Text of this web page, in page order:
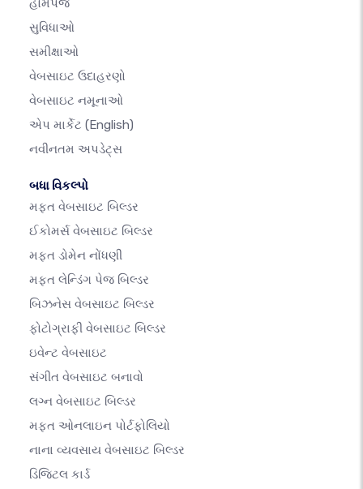
હોમપેજ
સુવિધાઓ
સમીક્ષાઓ
વેબસાઇટ ઉદાહરણો
વેબસાઇટ નમૂનાઓ
એપ માર્કેટ (English)
નવીનતમ અપડેટ્સ
બધા વિકલ્પો
મફત વેબસાઇટ બિલ્ડર
ઈકોમર્સ વેબસાઇટ બિલ્ડર
મફત ડોમેન નોંધણી
મફત લેન્ડિંગ પેજ બિલ્ડર
બિઝનેસ વેબસાઇટ બિલ્ડર
ફોટોગ્રાફી વેબસાઇટ બિલ્ડર
ઇવેન્ટ વેબસાઇટ
સંગીત વેબસાઇટ બનાવો
લગ્ન વેબસાઇટ બિલ્ડર
મફત ઓનલાઇન પોર્ટફોલિયો
નાના વ્યવસાય વેબસાઇટ બિલ્ડર
ડિજિટલ કાર્ડ